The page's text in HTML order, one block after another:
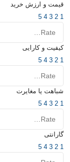
قیمت و ارزش خرید
1
2
3
4
5
کیفیت و کارایی
1
2
3
4
5
شباهت یا مغایرت
1
2
3
4
5
گارانتی
1
2
3
4
5